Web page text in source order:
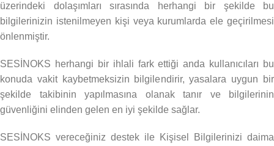
üzerindeki dolaşımları sırasında herhangi bir şekilde bu
bilgilerinizin istenilmeyen kişi veya kurumlarda ele geçirilmesi
önlenmiştir.
SESİNOKS herhangi bir ihlali fark ettiği anda kullanıcıları bu
konuda vakit kaybetmeksizin bilgilendirir, yasalara uygun bir
şekilde takibinin yapılmasına olanak tanır ve bilgilerinin
güvenliğini elinden gelen en iyi şekilde sağlar.
SESİNOKS vereceğiniz destek ile Kişisel Bilgilerinizi daima